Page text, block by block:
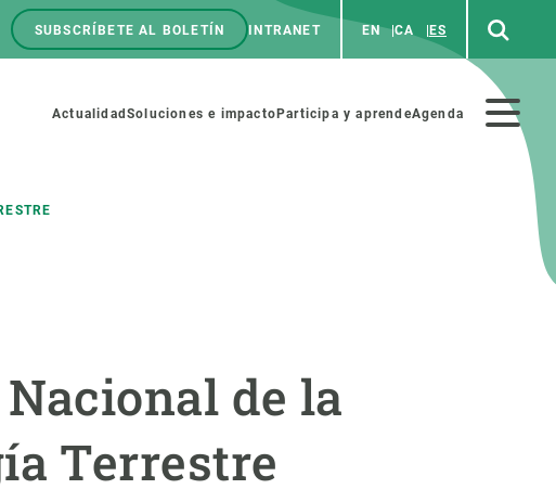
Menú
top
SUBSCRÍBETE AL BOLETÍN INTRANET EN CA ES
Menú
Actualidad Soluciones e impacto Participa y aprendeAgenda
de la
Terrestre
Estrategia de Recursos Humanos
Pide tu MSCA-PF
Haz ciencia con nosotros